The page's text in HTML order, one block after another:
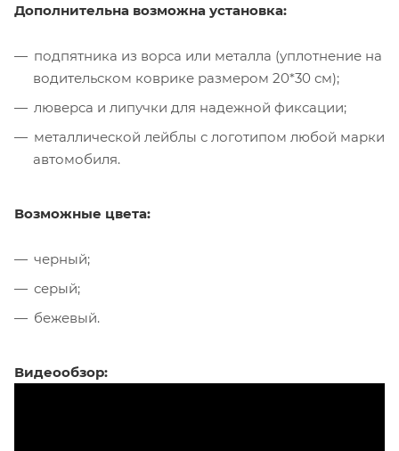
Дополнительна возможна установка:
подпятника из ворса или металла (уплотнение на
водительском коврике размером 20*30 см);
люверса и липучки для надежной фиксации;
металлической лейблы с логотипом любой марки
автомобиля.
Возможные цвета:
черный;
серый;
бежевый.
Видеообзор: